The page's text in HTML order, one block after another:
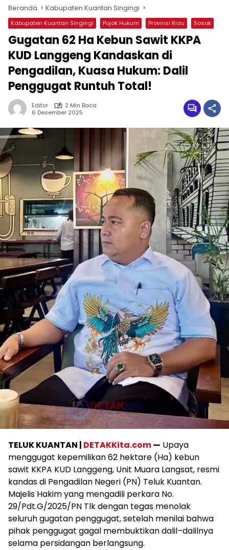
Beranda Kabupaten Kuantan Singingi
Kabupaten Kuantan Singingi Pojok Hukum Provinsi Riau Sosok
Gugatan 62 Ha Kebun Sawit KKPA
KUD Langgeng Kandaskan di
Pengadilan, Kuasa Hukum: Dalil
Penggugat Runtuh Total!
Editor
2 Min Baca
6 Desember 2025
TELUK KUANTAN | DETAKKita.com— Upaya
menggugat kepemilikan 62 hektare (Ha) kebun
sawit KKPA KUD Langgeng, Unit Muara Langsat, resmi
kandas di Pengadilan Negeri (PN) Teluk Kuantan.
Majelis Hakim yang mengadili perkara No.
29/Pdt.G/2025/PN Tlk dengan tegas menolak
seluruh gugatan penggugat, setelah menilai bahwa
pihak penggugat gagal membuktikan dalil–dalilnya
selama persidangan berlangsung.